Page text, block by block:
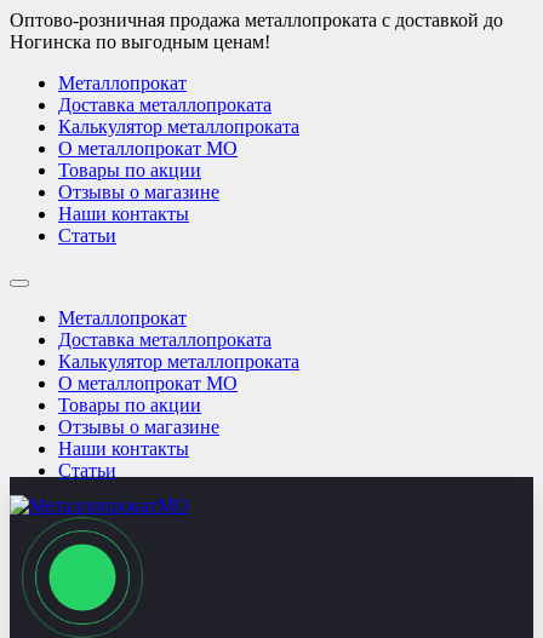
Оптово-розничная продажа металлопроката с доставкой до
Ногинска по выгодным ценам!
Металлопрокат
Доставка металлопроката
Калькулятор металлопроката
О металлопрокат МО
Товары по акции
Отзывы о магазине
Наши контакты
Статьи
Металлопрокат
Доставка металлопроката
Калькулятор металлопроката
О металлопрокат МО
Товары по акции
Отзывы о магазине
Наши контакты
Статьи